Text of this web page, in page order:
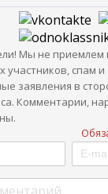
Мы не приемлем
участников, спам
заявления в
Комментарии,